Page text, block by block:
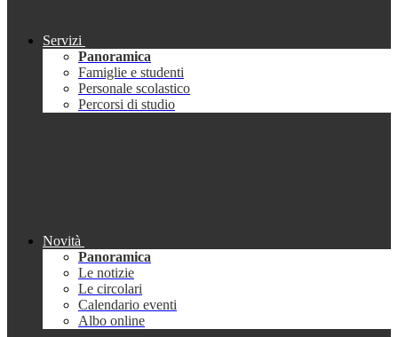
Servizi
Panoramica
Famiglie e studenti
Personale scolastico
Percorsi di studio
Novità
Panoramica
Le notizie
Le circolari
Calendario eventi
Albo online